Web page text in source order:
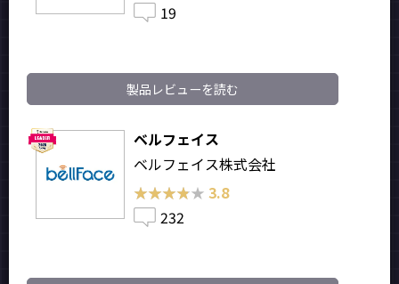
19
製品レビューを読む
ベルフェイス
ベルフェイス株式会社
★★★★★
★★★★★ 3.8
232